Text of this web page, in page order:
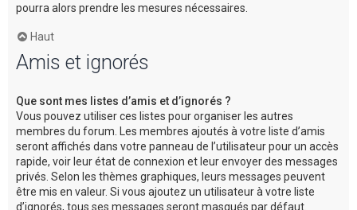
pourra alors prendre les mesures nécessaires.
Haut
Amis et ignorés
Que sont mes listes d’amis et d’ignorés ?
Vous pouvez utiliser ces listes pour organiser les autres
membres du forum. Les membres ajoutés à votre liste d’amis
seront affichés dans votre panneau de l’utilisateur pour un accès
rapide, voir leur état de connexion et leur envoyer des messages
privés. Selon les thèmes graphiques, leurs messages peuvent
être mis en valeur. Si vous ajoutez un utilisateur à votre liste
d’ignorés, tous ses messages seront masqués par défaut.